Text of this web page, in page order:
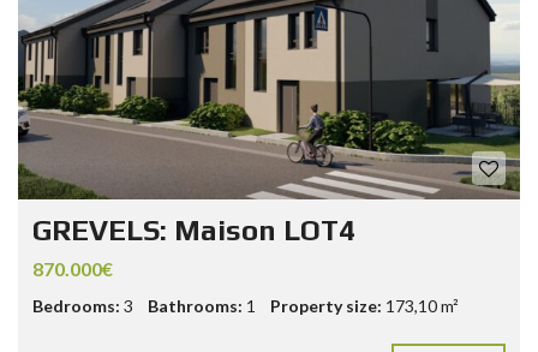
GREVELS: Maison LOT4
870.000€
Bedrooms: 3 Bathrooms: 1 Property size: 173,10 m²